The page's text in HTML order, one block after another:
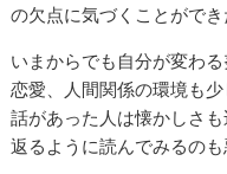
の欠点に気づくことがで
いまからでも自分が変わ
恋愛、人間関係の環境も
話があった人は懐かしさ
返るように読んでみるのも